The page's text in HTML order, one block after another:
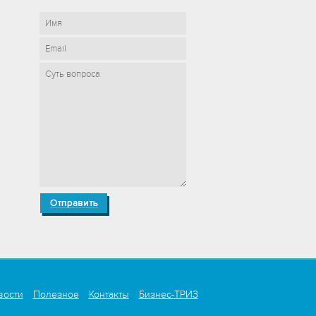
Полезное Контакты Бизнес-ТРИЗ